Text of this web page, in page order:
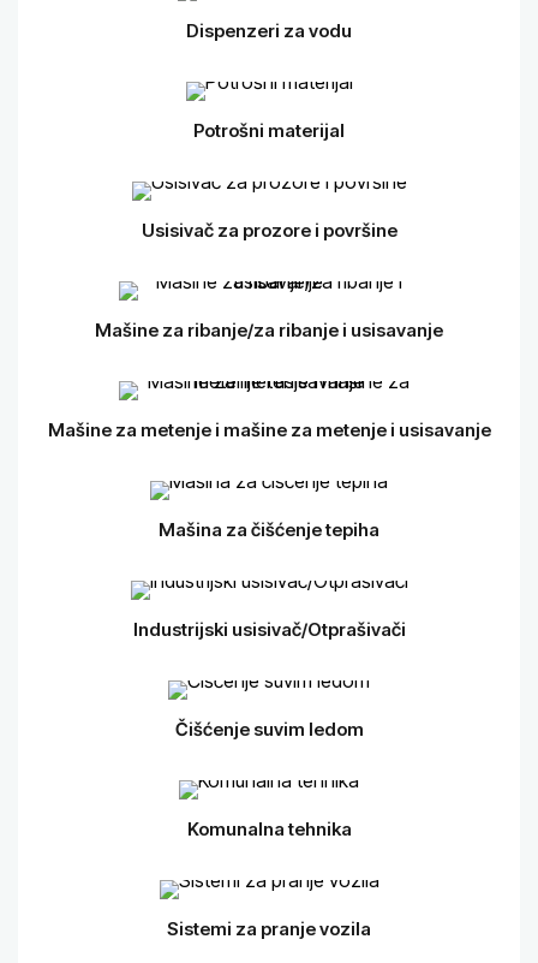
Dispenzeri za vodu
Potrošni materijal
Usisivač za prozore i površine
Mašine za ribanje/za ribanje i usisavanje
Mašine za metenje i mašine za metenje i usisavanje
Mašina za čišćenje tepiha
Industrijski usisivač/Otprašivači
Čišćenje suvim ledom
Komunalna tehnika
Sistemi za pranje vozila